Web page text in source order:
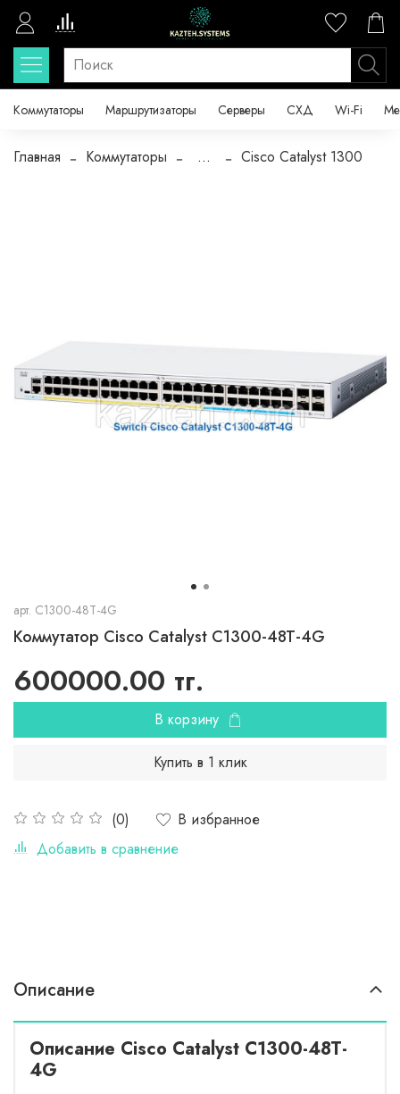
Коммутаторы Маршрутизаторы Серверы СХД Wi-Fi
Главная Коммутаторы ... Cisco Catalyst 1300
арт. C1300-48T-4G
Коммутатор Cisco Catalyst C1300-48T-4G
(0)
В избранное
Добавить в сравнение
600000.00 тг.
В корзину
Купить в 1 клик
Описание
Описание Cisco Catalyst C1300-48T-
4G